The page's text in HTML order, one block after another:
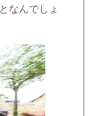
なんでしょ